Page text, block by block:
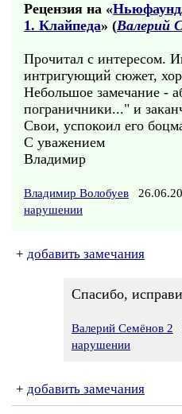
Рецензия на «
1. Клайпеда» (Валерий
Прочитал с интересом.
интригующий сюжет,
Небольшое замечание -
пограничники..." и
Свои, успокоил его
С уважением
Владимир
Владимир Волобуев
нарушении
+ добавить замечания
Спасибо,
Валерий Семёнов 2
нарушении
+ добавить замечания